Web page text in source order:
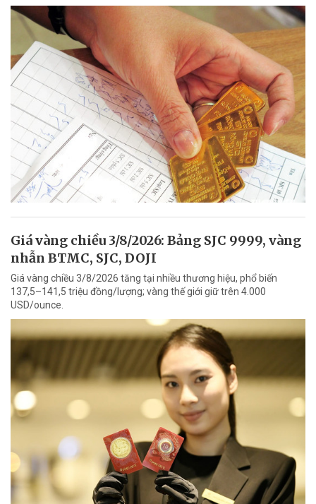
Giá vàng chiều 3/8/2026: Bảng SJC 9999, vàng
nhẫn BTMC, SJC, DOJI
Giá vàng chiều 3/8/2026 tăng tại nhiều thương hiệu, phổ biến
137,5–141,5 triệu đồng/lượng; vàng thế giới giữ trên 4.000
USD/ounce.